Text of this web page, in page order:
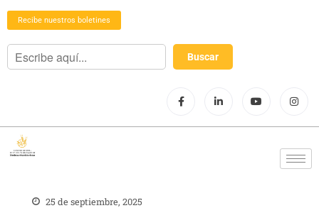
Recibe nuestros boletines
25 de septiembre, 2025